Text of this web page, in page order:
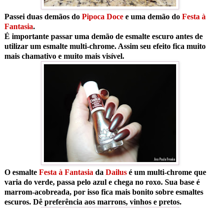
Passei duas demãos do Pipoca Doce e uma demão do Festa à
Fantasia.
É importante passar uma demão de esmalte escuro antes de
utilizar um esmalte multi-chrome. Assim seu efeito fica muito
mais chamativo e muito mais visível.
O esmalte Festa à Fantasia da Dailus é um multi-chrome que
varia do verde, passa pelo azul e chega no roxo. Sua base é
marrom-acobreada, por isso fica mais bonito sobre esmaltes
escuros. Dê preferência aos marrons, vinhos e pretos.